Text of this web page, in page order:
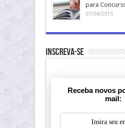
para
07/04/2015
Inscreva-se
Receba novos
mail: